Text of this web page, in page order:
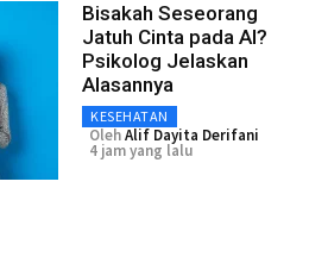
Bisakah Seseorang
Jatuh Cinta pada AI?
Psikolog Jelaskan
Alasannya
KESEHATAN
OlehAlif Dayita Derifani
4 jam yang lalu